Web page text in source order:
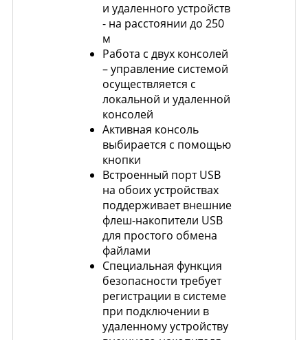
и удаленного устройств
- на расстоянии до 250
м
Работа с двух консолей
– управление системой
осуществляется с
локальной и удаленной
консолей
Активная консоль
выбирается с помощью
кнопки
Встроенный порт USB
на обоих устройствах
поддерживает внешние
флеш-накопители USB
для простого обмена
файлами
Специальная функция
безопасности требует
регистрации в системе
при подключении в
удаленному устройству